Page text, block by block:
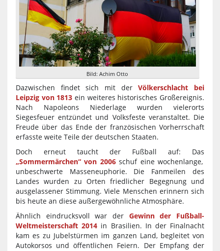
Bild: Achim Otto
Dazwischen findet sich mit derVölkerschlacht bei
Leipzig von 1813 ein weiteres historisches Großereignis.
Nach Napoleons Niederlage wurden vielerorts
Siegesfeuer entzündet und Volksfeste veranstaltet. Die
Freude über das Ende der französischen Vorherrschaft
erfasste weite Teile der deutschen Staaten.
Doch erneut taucht der Fußball auf: Das
„Sommermärchen“ von 2006 schuf eine wochenlange,
unbeschwerte Masseneuphorie. Die Fanmeilen des
Landes wurden zu Orten friedlicher Begegnung und
ausgelassener Stimmung. Viele Menschen erinnern sich
bis heute an diese außergewöhnliche Atmosphäre.
Ähnlich eindrucksvoll war der Gewinn der Fußball-
Weltmeisterschaft 2014 in Brasilien. In der Finalnacht
kam es zu Jubelstürmen im ganzen Land, begleitet von
Autokorsos und öffentlichen Feiern. Der Empfang der